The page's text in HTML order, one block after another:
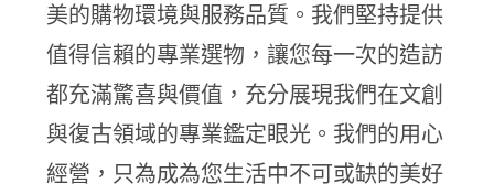
美的購物環境與服務品質。我們堅持提供
值得信賴的專業選物，讓您每一次的造訪
都充滿驚喜與價值，充分展現我們在文創
與復古領域的專業鑑定眼光。我們的用心
經營，只為成為您生活中不可或缺的美好